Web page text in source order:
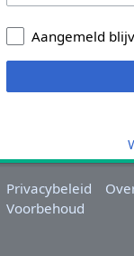
Aangemeld
Privacybeleid
Voorbehoud